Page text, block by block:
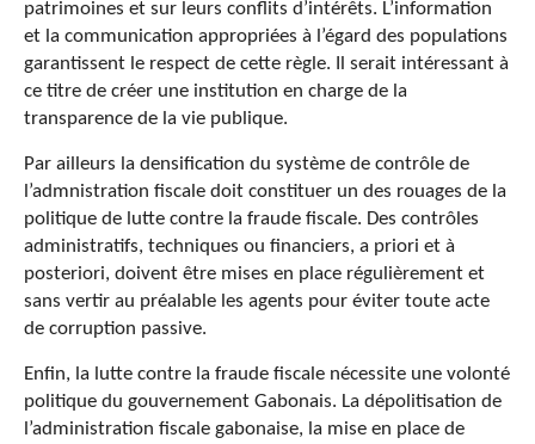
patrimoines et sur leurs conflits d’intérêts. L’information
et la communication appropriées à l’égard des populations
garantissent le respect de cette règle. Il serait intéressant à
ce titre de créer une institution en charge de la
transparence de la vie publique.
Par ailleurs la densification du système de contrôle de
l’admnistration fiscale doit constituer un des rouages de la
politique de lutte contre la fraude fiscale. Des contrôles
administratifs, techniques ou financiers, a priori et à
posteriori, doivent être mises en place régulièrement et
sans vertir au préalable les agents pour éviter toute acte
de corruption passive.
Enfin, la lutte contre la fraude fiscale nécessite une volonté
politique du gouvernement Gabonais. La dépolitisation de
l’administration fiscale gabonaise, la mise en place de